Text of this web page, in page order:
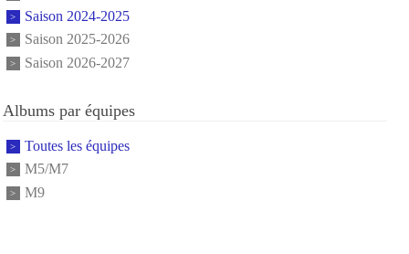
Saison 2024-2025
Saison 2025-2026
Saison 2026-2027
Albums par équipes
Toutes les équipes
M5/M7
M9